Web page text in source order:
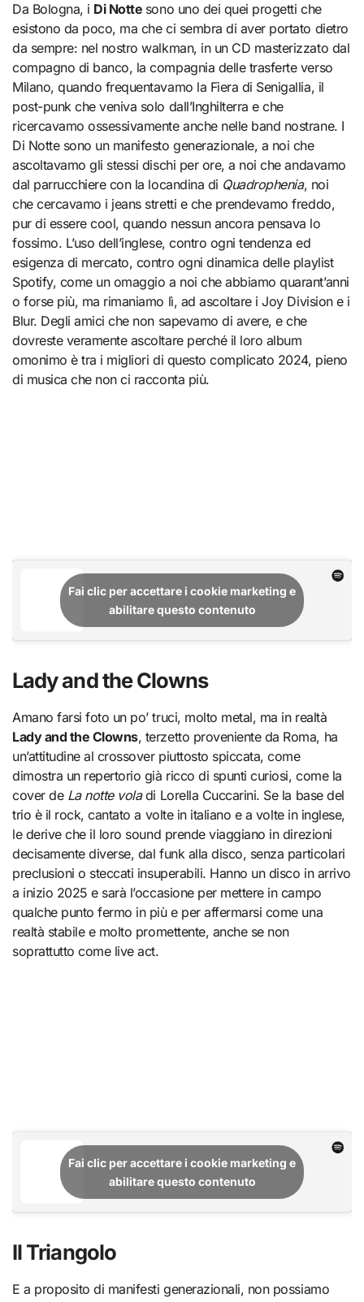
Da Bologna, i Di Notte sono uno dei quei progetti che
esistono da poco, ma che ci sembra di aver portato dietro
da sempre: nel nostro walkman, in un CD masterizzato dal
compagno di banco, la compagnia delle trasferte verso
Milano, quando frequentavamo la Fiera di Senigallia, il
post-punk che veniva solo dall’Inghilterra e che
ricercavamo ossessivamente anche nelle band nostrane. I
Di Notte sono un manifesto generazionale, a noi che
ascoltavamo gli stessi dischi per ore, a noi che andavamo
dal parrucchiere con la locandina di Quadrophenia, noi
che cercavamo i jeans stretti e che prendevamo freddo,
pur di essere cool, quando nessun ancora pensava lo
fossimo. L’uso dell’inglese, contro ogni tendenza ed
esigenza di mercato, contro ogni dinamica delle playlist
Spotify, come un omaggio a noi che abbiamo quarant’anni
o forse più, ma rimaniamo lì, ad ascoltare i Joy Division e i
Blur. Degli amici che non sapevamo di avere, e che
dovreste veramente ascoltare perché il loro album
omonimo è tra i migliori di questo complicato 2024, pieno
di musica che non ci racconta più.
Fai clic per accettare i cookie marketing e
abilitare questo contenuto
Lady and the Clowns
Amano farsi foto un po’ truci, molto metal, ma in realtà
Lady and the Clowns, terzetto proveniente da Roma, ha
un’attitudine al crossover piuttosto spiccata, come
dimostra un repertorio già ricco di spunti curiosi, come la
cover de La notte voladi Lorella Cuccarini. Se la base del
trio è il rock, cantato a volte in italiano e a volte in inglese,
le derive che il loro sound prende viaggiano in direzioni
decisamente diverse, dal funk alla disco, senza particolari
preclusioni o steccati insuperabili. Hanno un disco in arrivo
a inizio 2025 e sarà l’occasione per mettere in campo
qualche punto fermo in più e per affermarsi come una
realtà stabile e molto promettente, anche se non
soprattutto come live act.
Fai clic per accettare i cookie marketing e
abilitare questo contenuto
Il Triangolo
E a proposito di manifesti generazionali, non possiamo